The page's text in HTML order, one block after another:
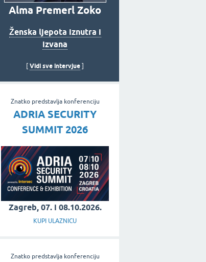
Alma Premerl Zoko
Ženska ljepota iznutra i
izvana
Vidi sve intervjue
Znatko predstavlja konferenciju
ADRIA SECURITY
SUMMIT 2026
Zagreb, 07. i 08.10.2026.
KUPI ULAZNICU
Znatko predstavlja konferenciju